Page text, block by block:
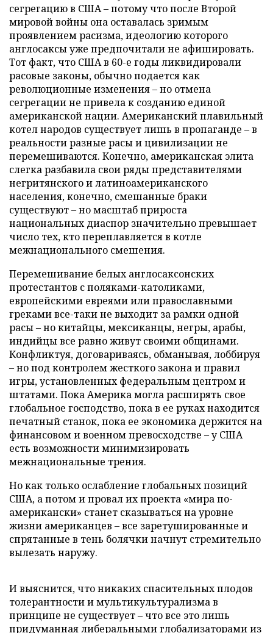
сегрегацию в США – потому что после Второй
мировой войны она оставалась зримым
проявлением расизма, идеологию которого
англосаксы уже предпочитали не афишировать.
Тот факт, что США в 60-е годы ликвидировали
расовые законы, обычно подается как
революционные изменения – но отмена
сегрегации не привела к созданию единой
американской нации. Американский плавильный
котел народов существует лишь в пропаганде – в
реальности разные расы и цивилизации не
перемешиваются. Конечно, американская элита
слегка разбавила свои ряды представителями
негритянского и латиноамериканского
населения, конечно, смешанные браки
существуют – но масштаб прироста
национальных диаспор значительно превышает
число тех, кто переплавляется в котле
межнационального смешения.
Перемешивание белых англосаксонских
протестантов с поляками-католиками,
европейскими евреями или православными
греками все-таки не выходит за рамки одной
расы – но китайцы, мексиканцы, негры, арабы,
индийцы все равно живут своими общинами.
Конфликтуя, договариваясь, обманывая, лоббируя
– но под контролем жесткого закона и правил
игры, установленных федеральным центром и
штатами. Пока Америка могла расширять свое
глобальное господство, пока в ее руках находится
печатный станок, пока ее экономика держится на
финансовом и военном превосходстве – у США
есть возможности минимизировать
межнациональные трения.
Но как только ослабление глобальных позиций
США, а потом и провал их проекта «мира по-
американски» станет сказываться на уровне
жизни американцев – все заретушированные и
спрятанные в тень болячки начнут стремительно
вылезать наружу.
И выяснится, что никаких спасительных плодов
толерантности и мультикультурализма в
принципе не существует – что все это лишь
придуманная либеральными глобализаторами из